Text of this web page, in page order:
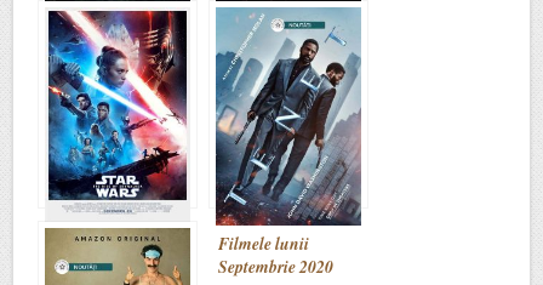
Filmele lunii Aprilie
2016
Filmele lunii Martie
2019
Filmele lunii
Decembrie 2019
Filmele lunii
Septembrie 2020